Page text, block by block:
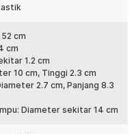
maksimal, gunakan
produk ini:
LED Nordic Warm White
cm
cm
1.2 cm
10 cm, Tinggi 2.3 cm
2.7 cm, Panjang 8.3
Diameter sekitar 14 cm